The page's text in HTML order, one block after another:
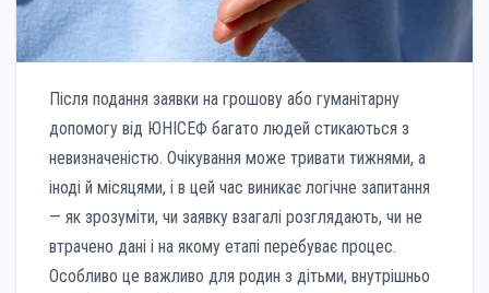
Після подання заявки на грошову або гуманітарну
допомогу від ЮНІСЕФ багато людей стикаються з
невизначеністю. Очікування може тривати тижнями, а
іноді й місяцями, і в цей час виникає логічне запитання
— як зрозуміти, чи заявку взагалі розглядають, чи не
втрачено дані і на якому етапі перебуває процес.
Особливо це важливо для родин з дітьми, внутрішньо